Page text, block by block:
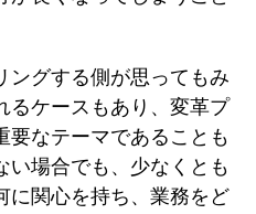
ングする側が思ってもみ
るケースもあり、変革プ
要なテーマであることも
い場合でも、少なくとも
に関心を持ち、業務をど